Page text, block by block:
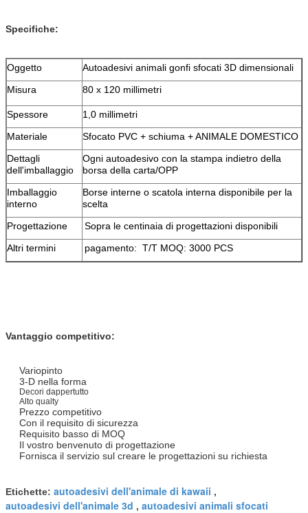
Specifiche:
Oggetto Autoadesivi animali gonfi sfocati 3D dimensionali
Misura
80 x 120 millimetri
Spessore
1,0 millimetri
Materiale
Sfocato PVC + schiuma + ANIMALE DOMESTICO
Dettagli
dell'imballaggio
Ogni autoadesivo con la stampa indietro della
borsa della carta/OPP
Imballaggio
interno
Borse interne o scatola interna disponibile per la
scelta
Progettazione
Sopra le centinaia di progettazioni disponibili
Altri termini
pagamento: T/T MOQ: 3000 PCS
Vantaggio competitivo:
Variopinto
3-D nella forma
Decori dappertutto
Alto qualty
Prezzo competitivo
Con il requisito di sicurezza
Requisito basso di MOQ
Il vostro benvenuto di progettazione
Fornisca il servizio sul creare le progettazioni su richiesta
Etichette: autoadesivi dell'animale di kawaii ,
autoadesivi dell'animale 3d , autoadesivi animali sfocati